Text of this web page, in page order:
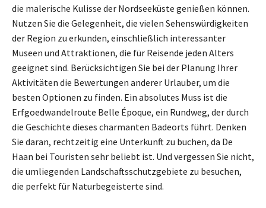
die malerische Kulisse der Nordseeküste genießen können.
Nutzen Sie die Gelegenheit, die vielen Sehenswürdigkeiten
der Region zu erkunden, einschließlich interessanter
Museen und Attraktionen, die für Reisende jeden Alters
geeignet sind. Berücksichtigen Sie bei der Planung Ihrer
Aktivitäten die Bewertungen anderer Urlauber, um die
besten Optionen zu finden. Ein absolutes Muss ist die
Erfgoedwandelroute Belle Époque, ein Rundweg, der durch
die Geschichte dieses charmanten Badeorts führt. Denken
Sie daran, rechtzeitig eine Unterkunft zu buchen, da De
Haan bei Touristen sehr beliebt ist. Und vergessen Sie nicht,
die umliegenden Landschaftsschutzgebiete zu besuchen,
die perfekt für Naturbegeisterte sind.